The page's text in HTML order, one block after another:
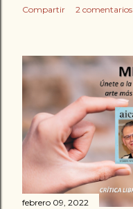
Compartir 2 comentarios
febrero 09, 2022